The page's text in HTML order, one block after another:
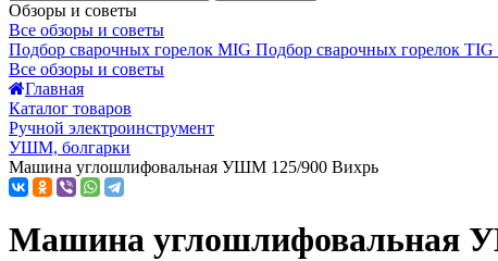
Обзоры и советы
Все обзоры и советы
Подбор сварочных горелок MIG Подбор сварочных горелок TIG
Все обзоры и советы
Главная
Каталог товаров
Ручной электроинструмент
УШМ, болгарки
Машина углошлифовальная УШМ 125/900 Вихрь
Машина углошлифовальная